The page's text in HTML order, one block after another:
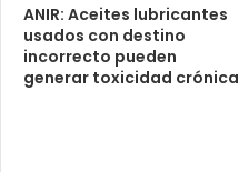
ANIR: Aceites lubricantes
usados con destino
incorrecto pueden
generar toxicidad crónica